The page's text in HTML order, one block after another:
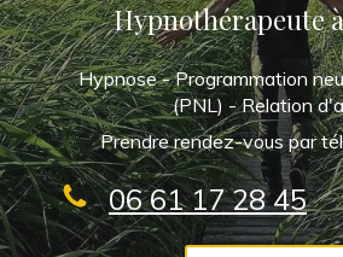
Hypnothérapeute
Hypnose - Programmation
(PNL) - Relation
Prendre rendez-vous par
06 61 17 28 45